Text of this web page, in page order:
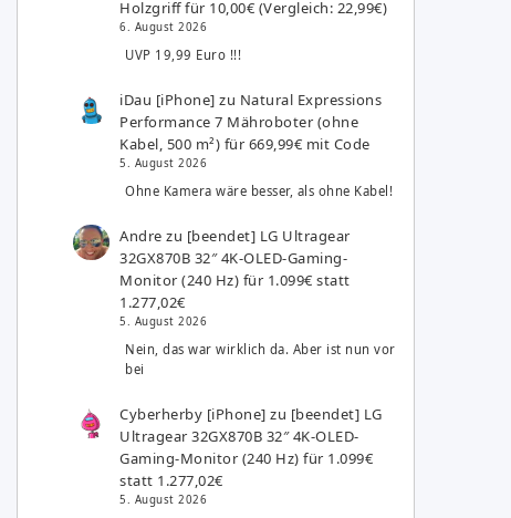
Holzgriff für 10,00€ (Vergleich: 22,99€)
6. August 2026
UVP 19,99 Euro !!!
iDau [iPhone] zu Natural Expressions
Performance 7 Mähroboter (ohne
Kabel, 500 m²) für 669,99€ mit Code
5. August 2026
Ohne Kamera wäre besser, als ohne Kabel!
Andre zu [beendet] LG Ultragear
32GX870B 32″ 4K-OLED-Gaming-
Monitor (240 Hz) für 1.099€ statt
1.277,02€
5. August 2026
Nein, das war wirklich da. Aber ist nun vor
bei
Cyberherby [iPhone] zu [beendet] LG
Ultragear 32GX870B 32″ 4K-OLED-
Gaming-Monitor (240 Hz) für 1.099€
statt 1.277,02€
5. August 2026